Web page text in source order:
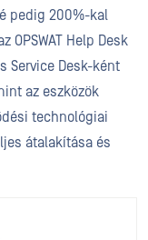
pedig 200%-kal
Help Desk
Service Desk-ként
az eszközök
technológiai
átalakítása és